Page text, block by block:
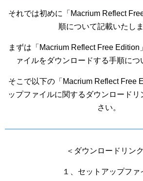
それでは初めに「Macrium Reflect
順について記載いたしま
まずは「Macrium Reflect Free Edition
ァイルをダウンロードする手順につ
そこで以下の「Macrium Reflect Free
ップファイルに関するダウンロード
さい。
＜ダウンロードリン
１、セットアップファ